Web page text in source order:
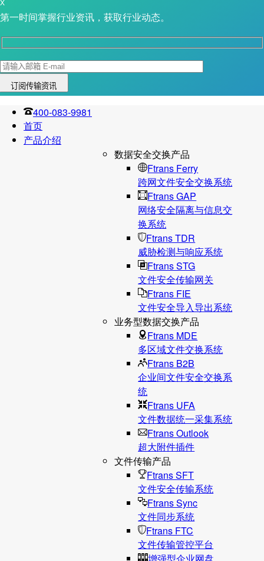
X
第一时间掌握行业资讯，获取行业动态。
400-083-9981
首页
产品介绍
数据安全交换产品
Ftrans Ferry
跨网文件安全交换系统
Ftrans GAP
网络安全隔离与信息交
换系统
Ftrans TDR
威胁检测与响应系统
Ftrans STG
文件安全传输网关
Ftrans FIE
文件安全导入导出系统
业务型数据交换产品
Ftrans MDE
多区域文件交换系统
Ftrans B2B
企业间文件安全交换系
统
Ftrans UFA
文件数据统⼀采集系统
Ftrans Outlook
超大附件插件
文件传输产品
Ftrans SFT
文件安全传输系统
Ftrans Sync
文件同步系统
Ftrans FTC
文件传输管控平台